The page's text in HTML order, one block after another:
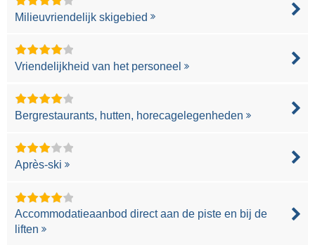
Milieuvriendelijk skigebied
Vriendelijkheid van het personeel
Bergrestaurants, hutten, horecagelegenheden
Après-ski
Accommodatieaanbod direct aan de piste en bij de
liften